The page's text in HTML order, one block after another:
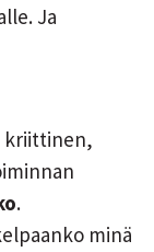
Ja
kriittinen,
.
minä